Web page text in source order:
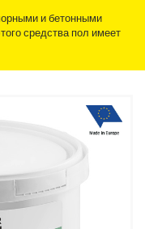
и бетонными
средства пол имеет